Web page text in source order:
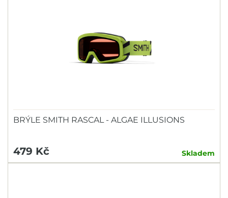
BRÝLE SMITH RASCAL - ALGAE ILLUSIONS
479 Kč Skladem